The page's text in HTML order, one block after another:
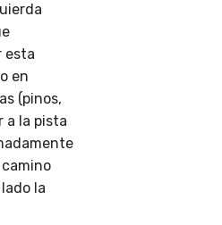
esta
en
(pinos,
a la pista
camino
la